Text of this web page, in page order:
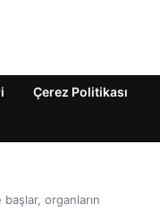
Çerez Politikası
organların